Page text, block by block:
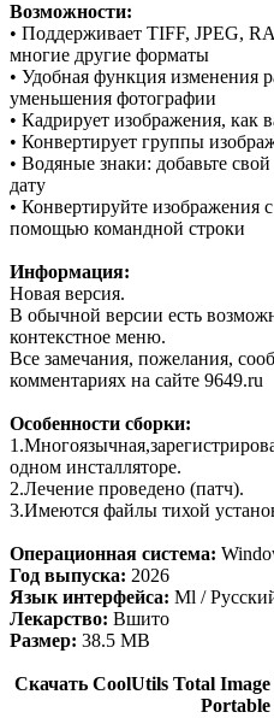
Возможности:
• Поддерживает TIFF, JPEG,
многие другие форматы
• Удобная функция изменения
уменьшения фотографии
• Кадрирует изображения, как
• Конвертирует группы
• Водяные знаки: добавьте
дату
• Конвертируйте изображения
помощью командной строки
Информация:
Новая версия.
В обычной версии есть
контекстное меню.
Все замечания, пожелания,
комментариях на сайте 9649.ru
Особенности сборки:
одном инсталляторе.
2.Лечение проведено (патч).
3.Имеются файлы тихой
Операционная система:
Год выпуска: 2026
Язык интерфейса: Ml /
Лекарство: Вшито
Размер: 38.5 MB
Скачать CoolUtils Total
Portable